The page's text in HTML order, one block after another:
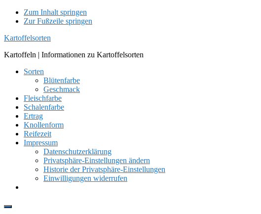
Zum Inhalt springen
Zur Fußzeile springen
Kartoffelsorten
Kartoffeln | Informationen zu Kartoffelsorten
Sorten
Blütenfarbe
Geschmack
Fleischfarbe
Schalenfarbe
Ertrag
Knollenform
Reifezeit
Impressum
Datenschutzerklärung
Privatsphäre-Einstellungen ändern
Historie der Privatsphäre-Einstellungen
Einwilligungen widerrufen
Show